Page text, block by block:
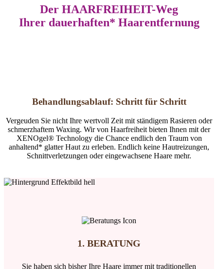
Der HAAR­FREIHEIT-Weg
Ihrer dauerhaften* Haarentfernung
Behandlungsablauf: Schritt für Schritt
Vergeuden Sie nicht Ihre wertvoll Zeit mit ständigem Rasieren oder
schmerzhaftem Waxing. Wir von Haarfreiheit bieten Ihnen mit der
XENOgel® Technology die Chance endlich den Traum von
anhaltend* glatter Haut zu erleben. Endlich keine Hautreizungen,
Schnittverletzungen oder eingewachsene Haare mehr.
1. BERATUNG
Sie haben sich bisher Ihre Haare immer mit traditionellen